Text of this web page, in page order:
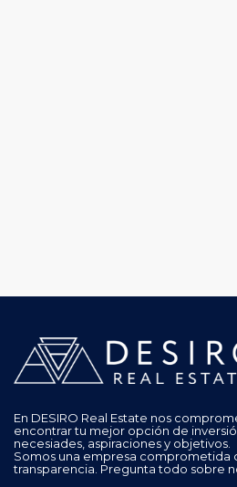
En DESIRO Real Estate nos
encontrar tu mejor opción de
necesiades, aspiraciones y objetivos.
Somos una empresa comprometida
transparencia. Pregunta todo sobre